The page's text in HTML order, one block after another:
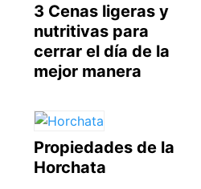
3 Cenas ligeras y
nutritivas para
cerrar el día de la
mejor manera
Propiedades de la
Horchata